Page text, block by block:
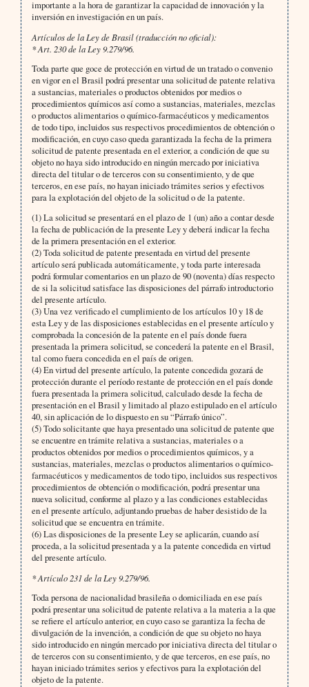
importante a la hora de garantizar la capacidad de innovación y la
inversión en investigación en un país.
Artículos de la Ley de Brasil (traducción no oficial):
* Art. 230 de la Ley 9.279/96.
Toda parte que goce de protección en virtud de un tratado o convenio
en vigor en el Brasil podrá presentar una solicitud de patente relativa
a sustancias, materiales o productos obtenidos por medios o
procedimientos químicos así como a sustancias, materiales, mezclas
o productos alimentarios o químico-farmacéuticos y medicamentos
de todo tipo, incluidos sus respectivos procedimientos de obtención o
modificación, en cuyo caso queda garantizada la fecha de la primera
solicitud de patente presentada en el exterior, a condición de que su
objeto no haya sido introducido en ningún mercado por iniciativa
directa del titular o de terceros con su consentimiento, y de que
terceros, en ese país, no hayan iniciado trámites serios y efectivos
para la explotación del objeto de la solicitud o de la patente.
(1) La solicitud se presentará en el plazo de 1 (un) año a contar desde
la fecha de publicación de la presente Ley y deberá indicar la fecha
de la primera presentación en el exterior.
(2) Toda solicitud de patente presentada en virtud del presente
artículo será publicada automáticamente, y toda parte interesada
podrá formular comentarios en un plazo de 90 (noventa) días respecto
de si la solicitud satisface las disposiciones del párrafo introductorio
del presente artículo.
(3) Una vez verificado el cumplimiento de los artículos 10 y 18 de
esta Ley y de las disposiciones establecidas en el presente artículo y
comprobada la concesión de la patente en el país donde fuera
presentada la primera solicitud, se concederá la patente en el Brasil,
tal como fuera concedida en el país de origen.
(4) En virtud del presente artículo, la patente concedida gozará de
protección durante el período restante de protección en el país donde
fuera presentada la primera solicitud, calculado desde la fecha de
presentación en el Brasil y limitado al plazo estipulado en el artículo
40, sin aplicación de lo dispuesto en su “Párrafo único”.
(5) Todo solicitante que haya presentado una solicitud de patente que
se encuentre en trámite relativa a sustancias, materiales o a
productos obtenidos por medios o procedimientos químicos, y a
sustancias, materiales, mezclas o productos alimentarios o químico-
farmacéuticos y medicamentos de todo tipo, incluidos sus respectivos
procedimientos de obtención o modificación, podrá presentar una
nueva solicitud, conforme al plazo y a las condiciones establecidas
en el presente artículo, adjuntando pruebas de haber desistido de la
solicitud que se encuentra en trámite.
(6) Las disposiciones de la presente Ley se aplicarán, cuando así
proceda, a la solicitud presentada y a la patente concedida en virtud
del presente artículo.
* Artículo 231 de la Ley 9.279/96.
Toda persona de nacionalidad brasileña o domiciliada en ese país
podrá presentar una solicitud de patente relativa a la materia a la que
se refiere el artículo anterior, en cuyo caso se garantiza la fecha de
divulgación de la invención, a condición de que su objeto no haya
sido introducido en ningún mercado por iniciativa directa del titular o
de terceros con su consentimiento, y de que terceros, en ese país, no
hayan iniciado trámites serios y efectivos para la explotación del
objeto de la patente.